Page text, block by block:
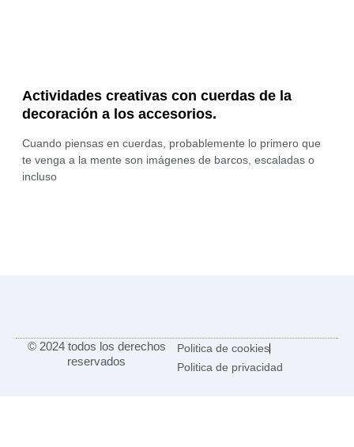
Actividades creativas con cuerdas de la
decoración a los accesorios.
Cuando piensas en cuerdas, probablemente lo primero que
te venga a la mente son imágenes de barcos, escaladas o
incluso
© 2024 todos los derechos
reservados
Politica de cookies
Politica de privacidad